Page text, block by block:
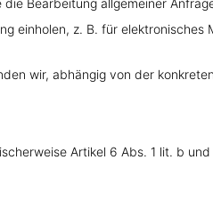
Bearbeitung allgemeiner
z. B. für elektronisches
wir, abhängig von der
Artikel 6 Abs. 1 lit. b und